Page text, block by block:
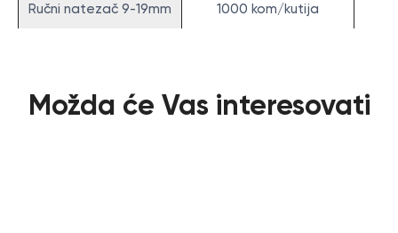
Ručni natezač 9-19mm 1000 kom/kutija
Možda će Vas interesovati